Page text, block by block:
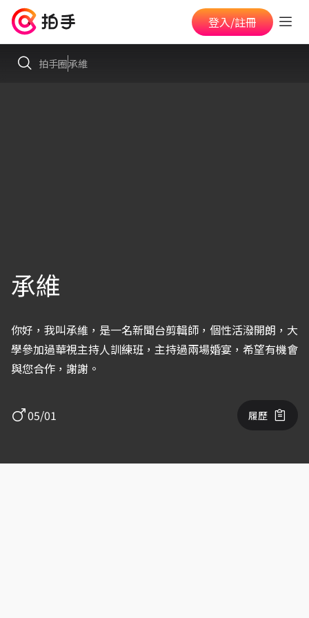
登入/註冊
拍手圈承維
承維
你好，我叫承維，是一名新聞台剪輯師，個性活潑開朗，大
學參加過華視主持人訓練班，主持過兩場婚宴，希望有機會
與您合作，謝謝。
05/01 履歷